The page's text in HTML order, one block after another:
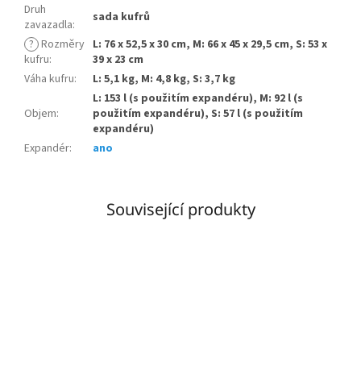
Související produkty
Druh
zavazadla:
sada kufrů
? Rozměry
kufru:
L: 76 x 52,5 x 30 cm, M: 66 x 45 x 29,5 cm, S: 53 x
39 x 23 cm
Váha kufru: L: 5,1 kg, M: 4,8 kg, S: 3,7 kg
Objem:
L: 153 l (s použitím expandéru), M: 92 l (s
použitím expandéru), S: 57 l (s použitím
expandéru)
Expandér: ano